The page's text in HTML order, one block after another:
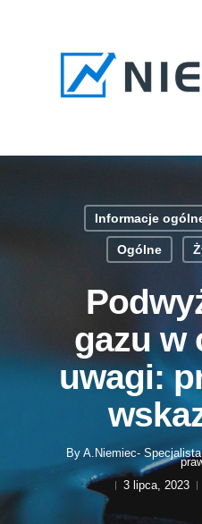
Informacje
Ogólne
gazu w
uwagi:
By A.Niemiec-
3 lipca, 2023